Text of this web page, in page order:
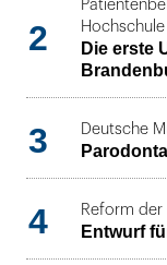
2
Die erste
3 Deutsche
4 Reform
Entwurf